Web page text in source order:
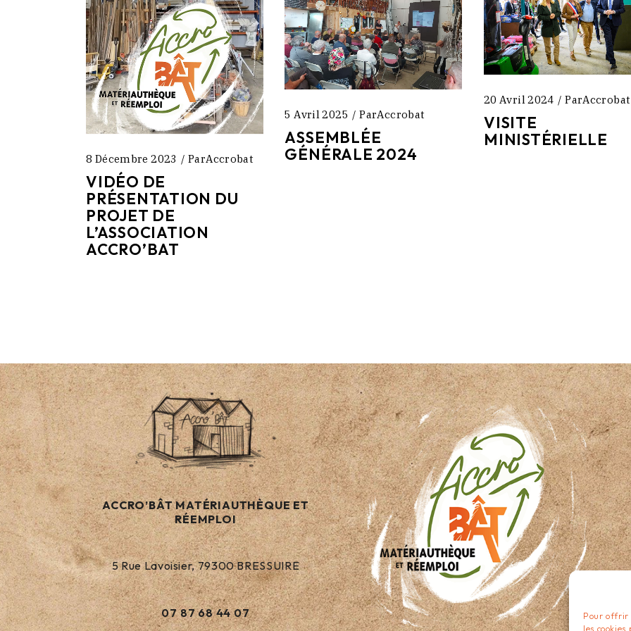
Pour offrir
les
8 Décembre 2023 ParAccrobat
VIDÉO DE
PRÉSENTATION DU
PROJET DE
L’ASSOCIATION
ACCRO’BAT
5 Avril 2025 ParAccrobat
ASSEMBLÉE
GÉNÉRALE 2024
20 Avril 2024 ParAccrobat
VISITE
MINISTÉRIELLE
ACCRO’BÂT MATÉRIAUTHÈQUE ET
RÉEMPLOI
5 Rue Lavoisier, 79300 BRESSUIRE
07 87 68 44 07